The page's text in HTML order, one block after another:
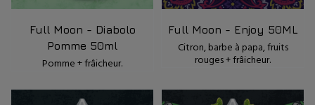
Full Moon - Diabolo
Pomme 50ml
Pomme + frâicheur.
Full Moon - Enjoy 50ML
Citron, barbe à papa, fruits
rouges + frâicheur.